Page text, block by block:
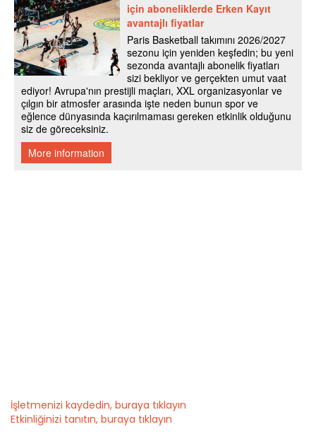
İşletmenizi kaydedin, buraya tıklayın
Etkinliğinizi tanıtın, buraya tıklayın